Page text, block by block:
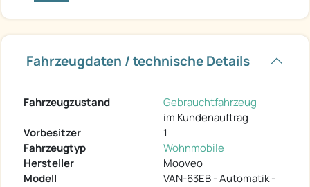
Fahrzeugdaten / technische Details
Fahrzeugzustand
Gebrauchtfahrzeug
im Kundenauftrag
Vorbesitzer
1
Fahrzeugtyp
Wohnmobile
Hersteller
Mooveo
Modell
VAN-63EB - Automatik -